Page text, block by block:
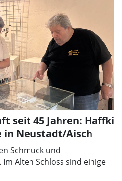
seit 45 Jahren: Haffki
in Neustadt/Aisch
Schmuck und
Alten Schloss sind einige